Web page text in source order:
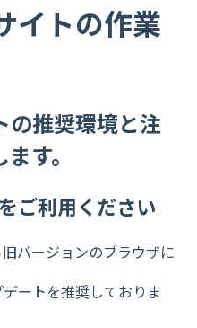
イトの作業
の推奨環境と注
す。
ご利用ください
バージョンのブラウザに
ートを推奨しておりま